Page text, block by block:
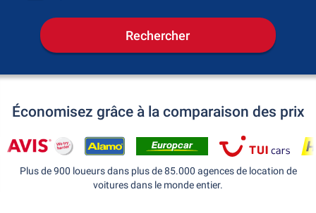
Rechercher
Économisez grâce à la comparaison des prix
Plus de 900 loueurs dans plus de 85.000 agences de location de
voitures dans le monde entier.